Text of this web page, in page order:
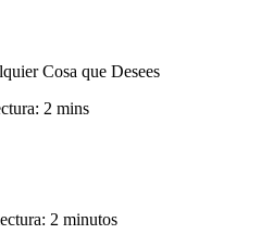
Cosa que Desees
2 mins
2 minutos